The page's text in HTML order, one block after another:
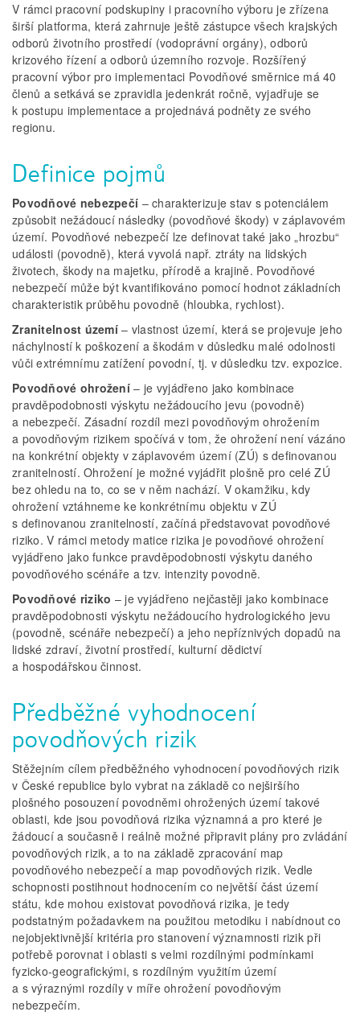
V rámci pracovní podskupiny i pracovního výboru je zřízena
širší platforma, která zahrnuje ještě zástupce všech krajských
odborů životního prostředí (vodoprávní orgány), odborů
krizového řízení a odborů územního rozvoje. Rozšířený
pracovní výbor pro implementaci Povodňové směrnice má 40
členů a setkává se zpravidla jedenkrát ročně, vyjadřuje se
k postupu implementace a projednává podněty ze svého
regionu.
Definice pojmů
Povodňové nebezpečí – charakterizuje stav s potenciálem
způsobit nežádoucí následky (povodňové škody) v záplavovém
území. Povodňové nebezpečí lze definovat také jako „hrozbu“
události (povodně), která vyvolá např. ztráty na lidských
životech, škody na majetku, přírodě a krajině. Povodňové
nebezpečí může být kvantifikováno pomocí hodnot základních
charakteristik průběhu povodně (hloubka, rychlost).
Zranitelnost území– vlastnost území, která se projevuje jeho
náchylností k poškození a škodám v důsledku malé odolnosti
vůči extrémnímu zatížení povodní, tj. v důsledku tzv. expozice.
Povodňové ohrožení– je vyjádřeno jako kombinace
pravděpodobnosti výskytu nežádoucího jevu (povodně)
a nebezpečí. Zásadní rozdíl mezi povodňovým ohrožením
a povodňovým rizikem spočívá v tom, že ohrožení není vázáno
na konkrétní objekty v záplavovém území (ZÚ) s definovanou
zranitelností. Ohrožení je možné vyjádřit plošně pro celé ZÚ
bez ohledu na to, co se v něm nachází. V okamžiku, kdy
ohrožení vztáhneme ke konkrétnímu objektu v ZÚ
s definovanou zranitelností, začíná představovat povodňové
riziko. V rámci metody matice rizika je povodňové ohrožení
vyjádřeno jako funkce pravděpodobnosti výskytu daného
povodňového scénáře a tzv. intenzity povodně.
Povodňové riziko – je vyjádřeno nejčastěji jako kombinace
pravděpodobnosti výskytu nežádoucího hydrologického jevu
(povodně, scénáře nebezpečí) a jeho nepříznivých dopadů na
lidské zdraví, životní prostředí, kulturní dědictví
a hospodářskou činnost.
Předběžné vyhodnocení
povodňových rizik
Stěžejním cílem předběžného vyhodnocení povodňových rizik
v České republice bylo vybrat na základě co nejširšího
plošného posouzení povodněmi ohrožených území takové
oblasti, kde jsou povodňová rizika významná a pro které je
žádoucí a současně i reálně možné připravit plány pro zvládání
povodňových rizik, a to na základě zpracování map
povodňového nebezpečí a map povodňových rizik. Vedle
schopnosti postihnout hodnocením co největší část území
státu, kde mohou existovat povodňová rizika, je tedy
podstatným požadavkem na použitou metodiku i nabídnout co
nejobjektivnější kritéria pro stanovení významnosti rizik při
potřebě porovnat i oblasti s velmi rozdílnými podmínkami
fyzicko­‑geografickými, s rozdílným využitím území
a s výraznými rozdíly v míře ohrožení povodňovým
nebezpečím.